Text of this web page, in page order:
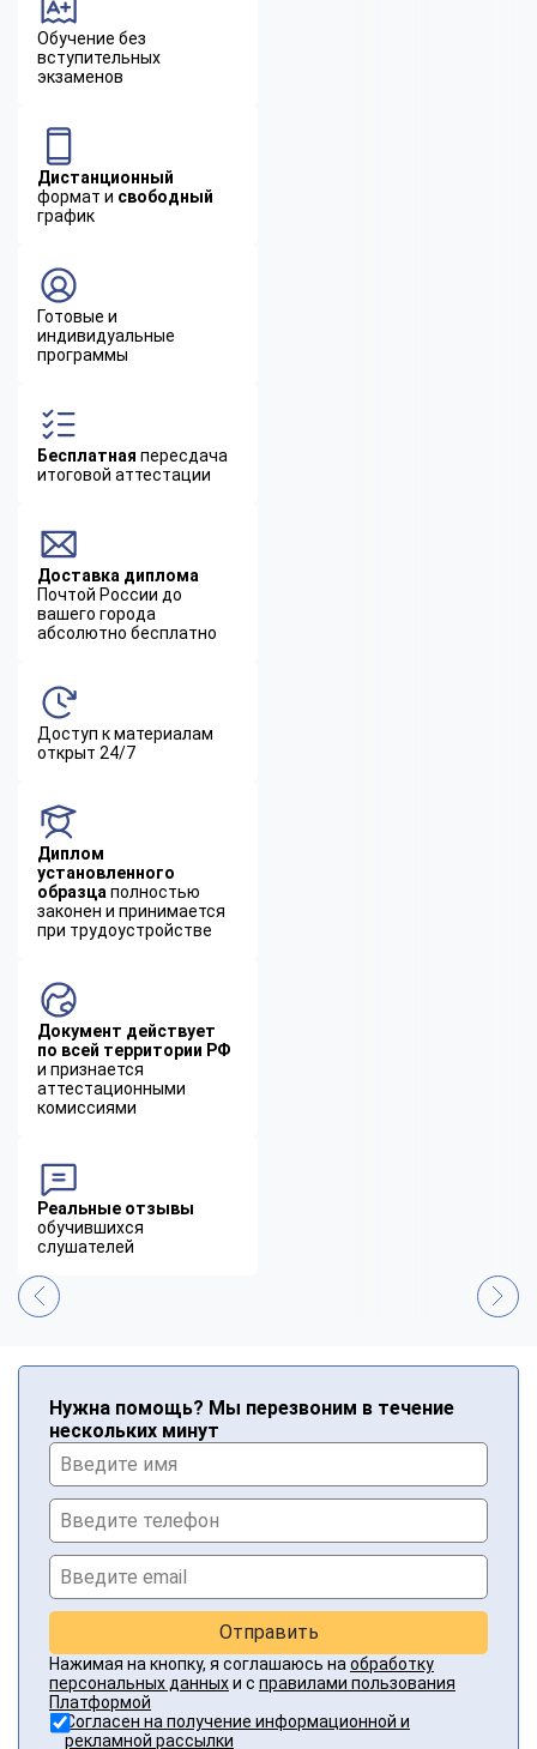
Обучение без
вступительных
экзаменов
Дистанционный
формат и свободный
график
Готовые и
индивидуальные
программы
Бесплатная пересдача
итоговой аттестации
Доставка диплома
Почтой России до
вашего города
абсолютно бесплатно
Доступ к материалам
открыт 24/7
Диплом
установленного
образца полностью
законен и принимается
при трудоустройстве
Документ действует
по всей территории РФ
и признается
аттестационными
комиссиями
Реальные отзывы
обучившихся
слушателей
Нужна помощь? Мы перезвоним в течение
нескольких минут
Отправить
Нажимая на кнопку, я соглашаюсь на обработку
персональных данныхи с правилами пользования
Платформой
Согласен на получение информационной и
рекламной рассылки